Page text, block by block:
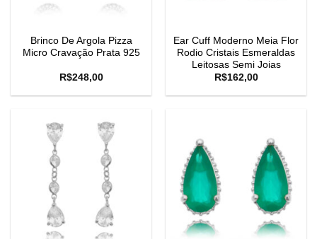
Brinco De Argola Pizza
Micro Cravação Prata 925
R$248,00
Ear Cuff Moderno Meia Flor
Rodio Cristais Esmeraldas
Leitosas Semi Joias
R$162,00